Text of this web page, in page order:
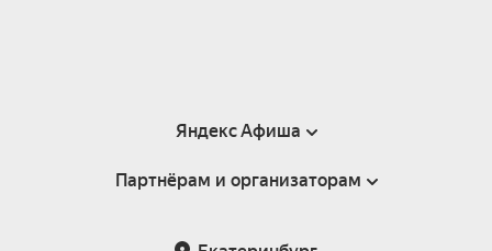
Яндекс Афиша
Справка
Партнёрам и организаторам